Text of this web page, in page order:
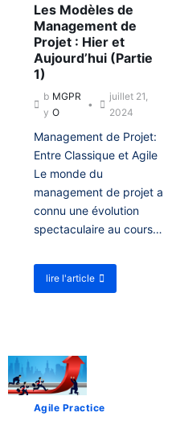
Les Modèles de
Management de
Projet : Hier et
Aujourd’hui (Partie
1)
b
y
MGPR
O
juillet 21,
2024
Management de Projet:
Entre Classique et Agile
Le monde du
management de projet a
connu une évolution
spectaculaire au cours…
lire l'article
a
L
e
s
o
Agile Practice